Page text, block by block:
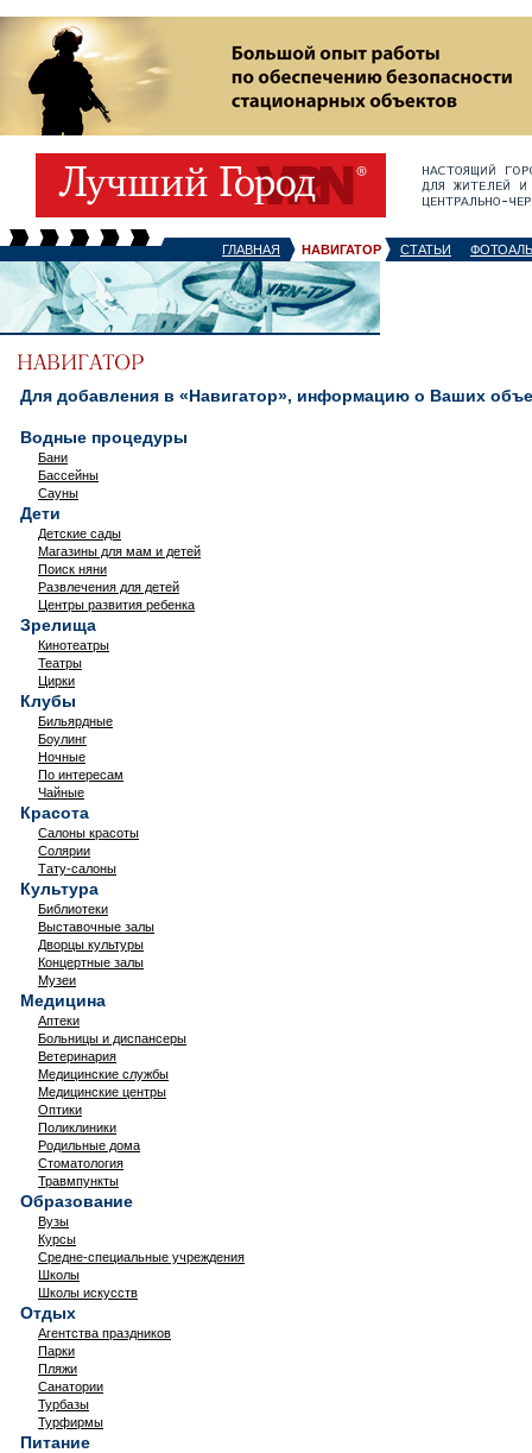
ГЛАВНАЯ НАВИГАТОР СТАТЬИ
Для добавления в «Навигатор», информацию о Ваших
Водные процедуры
Бани
Бассейны
Сауны
Дети
Детские сады
Магазины для мам и детей
Поиск няни
Развлечения для детей
Центры развития ребенка
Зрелища
Кинотеатры
Театры
Цирки
Клубы
Бильярдные
Боулинг
Ночные
По интересам
Чайные
Красота
Салоны красоты
Солярии
Тату-салоны
Культура
Библиотеки
Выставочные залы
Дворцы культуры
Концертные залы
Музеи
Медицина
Аптеки
Больницы и диспансеры
Ветеринария
Медицинские службы
Медицинские центры
Оптики
Поликлиники
Родильные дома
Стоматология
Травмпункты
Образование
Вузы
Курсы
Средне-специальные учреждения
Школы
Школы искусств
Отдых
Агентства праздников
Парки
Пляжи
Санатории
Турбазы
Турфирмы
Питание